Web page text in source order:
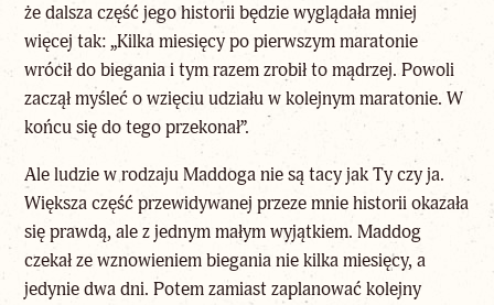
że dalsza część jego historii będzie wyglądała mniej
więcej tak: „Kilka miesięcy po pierwszym maratonie
wrócił do biegania i tym razem zrobił to mądrzej. Powoli
zaczął myśleć o wzięciu udziału w kolejnym maratonie. W
końcu się do tego przekonał”.
Ale ludzie w rodzaju Maddoga nie są tacy jak Ty czy ja.
Większa część przewidywanej przeze mnie historii okazała
się prawdą, ale z jednym małym wyjątkiem. Maddog
czekał ze wznowieniem biegania nie kilka miesięcy, a
jedynie dwa dni. Potem zamiast zaplanować kolejny